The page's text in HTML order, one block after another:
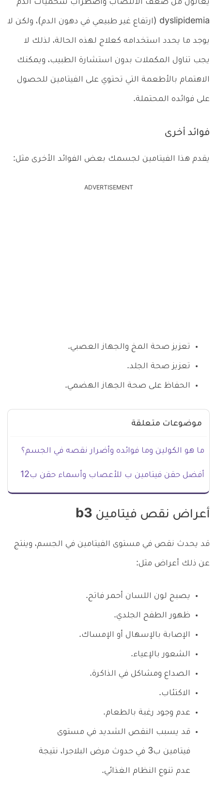
يعانون من ضعف الانتصاب واضطراب شحميات الدم
dyslipidemia (ارتفاع غير طبيعي في دهون الدم)، ولكن لا
يوجد ما يحدد استخدامه كعلاج لهذه الحالة، لذلك لا
يجب تناول المكملات بدون استشارة الطبيب، ويمكنك
الاهتمام بالأطعمة التي تحتوي على الفيتامين للحصول
على فوائده المحتملة.
فوائد أخرى
يقدم هذا الفيتامين لجسمك بعض الفوائد الأخرى مثل:
ADVERTISEMENT
تعزيز صحة المخ والجهاز العصبي.
تعزيز صحة الجلد.
الحفاظ على صحة الجهاز الهضمي.
موضوعات متعلقة
ما هو الكولين وما فوائده وأضرار نقصه في الجسم؟
أفضل حقن فيتامين ب للأعصاب وأسماء حقن ب12
أعراض نقص فيتامين b3
قد يحدث نقص في مستوى الفيتامين في الجسم، وينتج
عن ذلك أعراض مثل:
يصبح لون اللسان أحمر فاتح.
ظهور الطفح الجلدي.
الإصابة بالإسهال أو الإمساك.
الشعور بالإعياء.
الصداع ومشاكل في الذاكرة.
الاكتئاب.
عدم وجود رغبة بالطعام.
قد يسبب النقص الشديد في مستوى
فيتامين ب3 في حدوث مرض البلاجرا، نتيجة
عدم تنوع النظام الغذائي.